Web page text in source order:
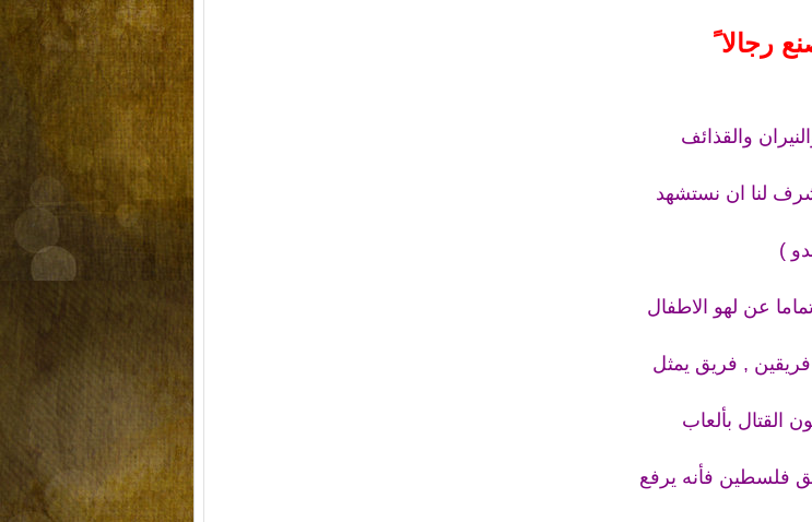
رجالا
والقذائف
شرف لنا ان نستشهد
)
عن لهو الاطفال
, فريق يمثل
القتال بألعاب
فلسطين فأنه يرفع